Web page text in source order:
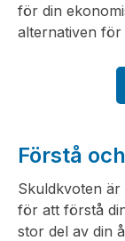
för din
alternativen för
Förstå
Skuldkvoten
för att förstå
stor del av din